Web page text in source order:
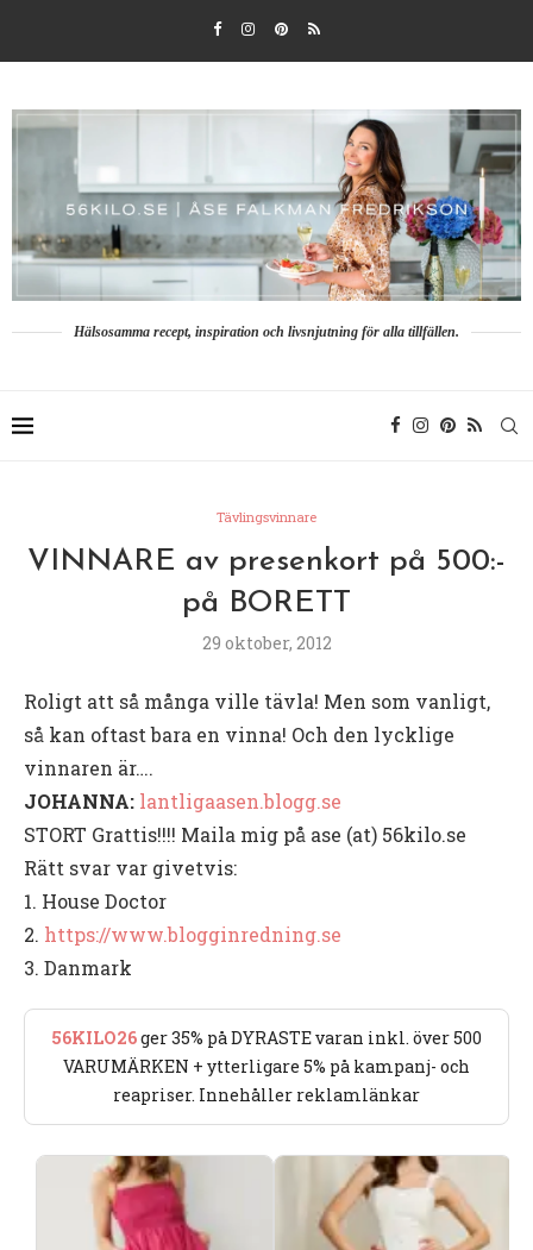
Hälsosamma recept, inspiration och livsnjutning för alla tillfällen.
Tävlingsvinnare
VINNARE av presenkort på 500:-
på BORETT
29 oktober, 2012
Roligt att så många ville tävla! Men som vanligt,
så kan oftast bara en vinna! Och den lycklige
vinnaren är….
JOHANNA: lantligaasen.blogg.se
STORT Grattis!!!! Maila mig på ase (at) 56kilo.se
Rätt svar var givetvis:
1. House Doctor
2. https://www.blogginredning.se
3. Danmark
56KILO26ger 35% på DYRASTE varan inkl. över 500
VARUMÄRKEN + ytterligare 5% på kampanj- och
reapriser. Innehåller reklamlänkar